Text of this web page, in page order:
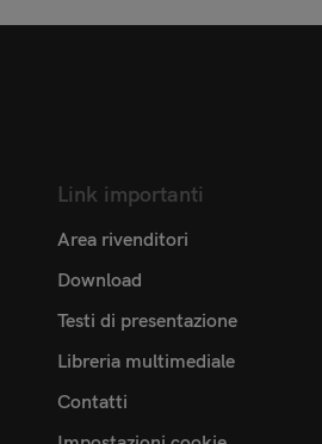
Link importanti
Area rivenditori
Download
Testi di presentazione
Libreria multimediale
Contatti